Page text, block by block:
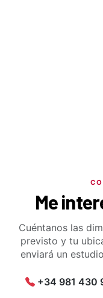
Me
Cuéntanos las
previsto y tu
enviará un
+34 981 430